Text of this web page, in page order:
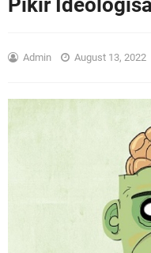
Pikir
Admin August 13, 2022